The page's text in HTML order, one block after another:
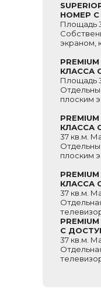
НОМЕР С
Площадь
экраном,
КЛАССА
Площадь
плоским
КЛАССА
37 кв.м.
плоским
КЛАССА
37 кв.м.
С
37 кв.м.